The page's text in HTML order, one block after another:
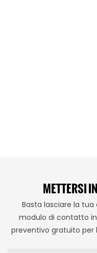
METTERSI
Basta lasciare la
modulo di contatto
preventivo gratuito per